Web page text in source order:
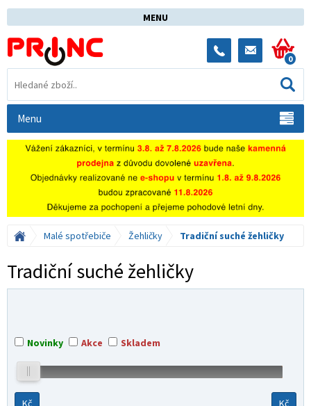
MENU
0
Menu
Malé spotřebiče Žehličky Tradiční suché žehličky
Tradiční suché žehličky
Novinky Akce Skladem
Kč Kč